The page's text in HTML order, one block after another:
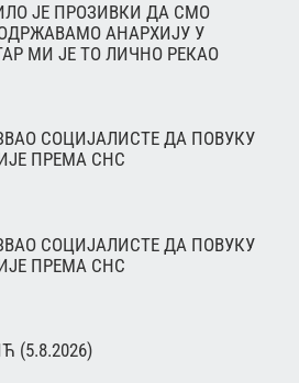
ЈЕ ПРОЗИВКИ ДА СМО
АНАРХИЈУ У
МИ ЈЕ ТО ЛИЧНО РЕКАО
СОЦИЈАЛИСТЕ ДА ПОВУКУ
ПРЕМА СНС
СОЦИЈАЛИСТЕ ДА ПОВУКУ
ПРЕМА СНС
(5.8.2026)